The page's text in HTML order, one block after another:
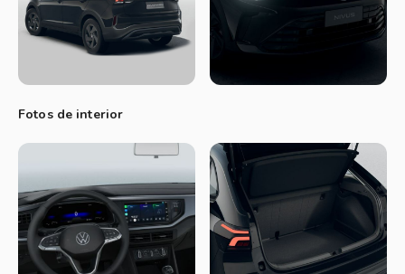
configuración, con buena estabilidad y comportamiento
dinámico. Se espera una dotación completa de asistencias y
Fotos de interior